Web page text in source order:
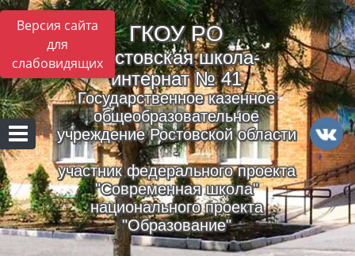
Версия сайта
для
слабовидящих
ГКОУ РO
Ростовская школа-
интернат № 41
Государственное казенное
общеобразовательное
учреждение Ростовской области
-
участник федерального проекта
"Современная школа"
национального проекта
"Образование"